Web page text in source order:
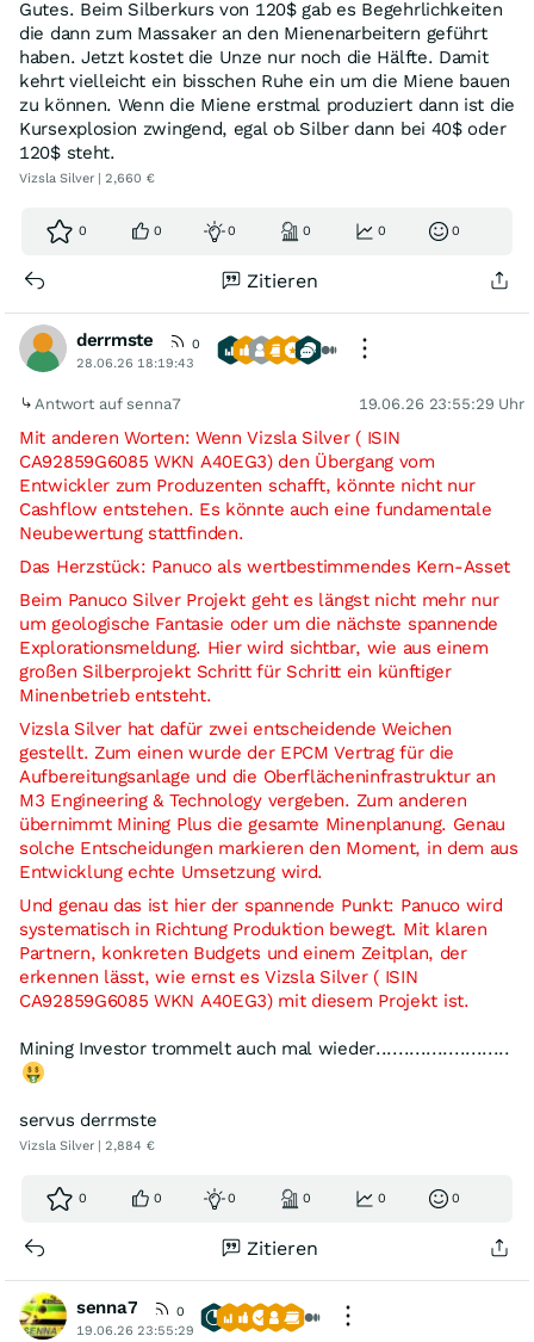
Gutes. Beim Silberkurs von 120$ gab es Begehrlichkeiten
die dann zum Massaker an den Mienenarbeitern geführt
haben. Jetzt kostet die Unze nur noch die Hälfte. Damit
kehrt vielleicht ein bisschen Ruhe ein um die Miene bauen
zu können. Wenn die Miene erstmal produziert dann ist die
Kursexplosion zwingend, egal ob Silber dann bei 40$ oder
120$ steht.
Vizsla Silver | 2,660 €
0 0 0 0 0 0
Zitieren
derrmste
0
28.06.26 18:19:43
Antwort auf senna7 19.06.26 23:55:29 Uhr
Mit anderen Worten: Wenn Vizsla Silver ( ISIN
CA92859G6085 WKN A40EG3) den Übergang vom
Entwickler zum Produzenten schafft, könnte nicht nur
Cashflow entstehen. Es könnte auch eine fundamentale
Neubewertung stattfinden.
Das Herzstück: Panuco als wertbestimmendes Kern-Asset
Beim Panuco Silver Projekt geht es längst nicht mehr nur
um geologische Fantasie oder um die nächste spannende
Explorationsmeldung. Hier wird sichtbar, wie aus einem
großen Silberprojekt Schritt für Schritt ein künftiger
Minenbetrieb entsteht.
Vizsla Silver hat dafür zwei entscheidende Weichen
gestellt. Zum einen wurde der EPCM Vertrag für die
Aufbereitungsanlage und die Oberflächeninfrastruktur an
M3 Engineering & Technology vergeben. Zum anderen
übernimmt Mining Plus die gesamte Minenplanung. Genau
solche Entscheidungen markieren den Moment, in dem aus
Entwicklung echte Umsetzung wird.
Und genau das ist hier der spannende Punkt: Panuco wird
systematisch in Richtung Produktion bewegt. Mit klaren
Partnern, konkreten Budgets und einem Zeitplan, der
erkennen lässt, wie ernst es Vizsla Silver ( ISIN
CA92859G6085 WKN A40EG3) mit diesem Projekt ist.
Mining Investor trommelt auch mal wieder........................
servus derrmste
Vizsla Silver | 2,884 €
0 0 0 0 0 0
Zitieren
senna7
0
19.06.26 23:55:29